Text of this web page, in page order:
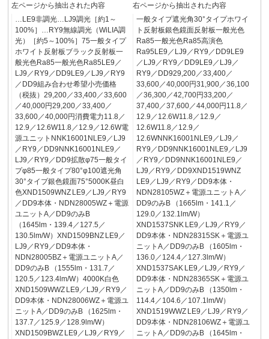
左ページから抽出された内容
…LE9非調光…LJ9調光［約1～
100%］…RY9無線調光（WiLIA調
光）［約5～100%］75一般タイプ
ホワイト反射板ブラック反射板一
般光色Ra85一般光色Ra85LE9／
LJ9／RY9／DD9LE9／LJ9／RY9
／DD9組み合わせ希望小売価格
（税抜）29,200／33,400／33,600
／40,000円29,200／33,400／
33,600／40,000円消費電力11.8／
12.9／12.6W11.8／12.9／12.6W電
源ユニットNNK16001NLE9／LJ9
／RY9／DD9NNK16001NLE9／
LJ9／RY9／DD9拡散φ75一般タイ
プφ85一般タイプ80°φ100遮光角
30°タイプ銀色鏡面75°5000K昼白
色XND1509WNZ LE9／LJ9／RY9
／DD9本体・NDN28005WZ＋電源
ユニットA／DD9のみB
（1645lm・139.4／127.5／
130.5lm/W）XND1509BNZ LE9／
LJ9／RY9／DD9本体・
NDN28005BZ＋電源ユニットA／
DD9のみB （1555lm・131.7／
120.5／123.4lm/W）4000K白色
XND1509WWZ LE9／LJ9／RY9／
DD9本体・NDN28006WZ＋電源ユ
ニットA／DD9のみB （1625lm・
137.7／125.9／128.9lm/W）
XND1509BWZ LE9／LJ9／RY9／
右ページから抽出された内容
一般タイプ遮光角30°タイプホワイ
ト反射板銀色鏡面反射板一般光色
Ra85一般光色Ra85高演色
Ra95LE9／LJ9／RY9／DD9LE9
／LJ9／RY9／DD9LE9／LJ9／
RY9／DD929,200／33,400／
33,600／40,000円31,900／36,100
／36,300／42,700円33,200／
37,400／37,600／44,000円11.8／
12.9／12.6W11.8／12.9／
12.6W11.8／12.9／
12.6WNNK16001NLE9／LJ9／
RY9／DD9NNK16001NLE9／LJ9
／RY9／DD9NNK16001NLE9／
LJ9／RY9／DD9XND1519WNZ
LE9／LJ9／RY9／DD9本体・
NDN28105WZ＋電源ユニットA／
DD9のみB （1665lm・141.1／
129.0／132.1lm/W）
XND1537SNK LE9／LJ9／RY9／
DD9本体・NDN28315SK＋電源ユ
ニットA／DD9のみB （1605lm・
136.0／124.4／127.3lm/W）
XND1537SAK LE9／LJ9／RY9／
DD9本体・NDN28365SK＋電源ユ
ニットA／DD9のみB （1350lm・
114.4／104.6／107.1lm/W）
XND1519WWZ LE9／LJ9／RY9／
DD9本体・NDN28106WZ＋電源ユ
ニットA／DD9のみB （1645lm・